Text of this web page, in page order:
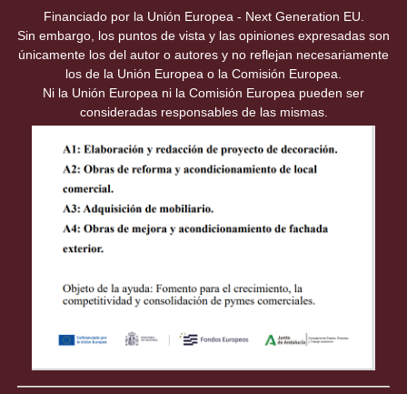
Financiado por la Unión Europea - Next Generation EU.
Sin embargo, los puntos de vista y las opiniones expresadas son
únicamente los del autor o autores y no reflejan necesariamente
los de la Unión Europea o la Comisión Europea.
Ni la Unión Europea ni la Comisión Europea pueden ser
consideradas responsables de las mismas.